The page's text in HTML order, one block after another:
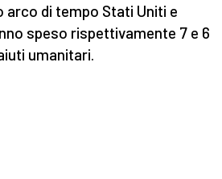
arco di tempo Stati Uniti e
speso rispettivamente 7 e 6
umanitari.